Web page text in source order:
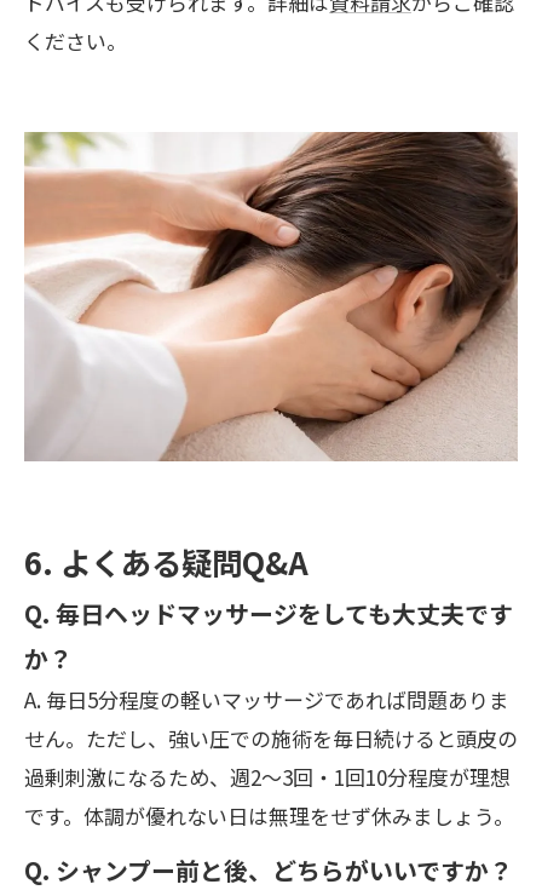
ください。
6. よくある疑問Q&A
Q. 毎日ヘッドマッサージをしても大丈夫です
か？
A. 毎日5分程度の軽いマッサージであれば問題ありま
せん。ただし、強い圧での施術を毎日続けると頭皮の
過剰刺激になるため、週2〜3回・1回10分程度が理想
です。体調が優れない日は無理をせず休みましょう。
Q. シャンプー前と後、どちらがいいですか？